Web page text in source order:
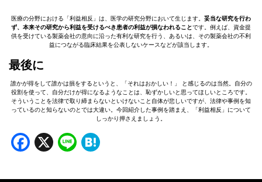
医療の分野における「利益相反」は、医学の研究分野において生じます。 妥当な研究を行わ
ず、本来その研究から利益を受けるべき患者の利益が損なわれることです。例えば、資金提
供を受けている製薬会社の意向に沿った有利な研究を行う、あるいは、その製薬会社の不利
益につながる臨床結果を公表しないケースなどが該当します。
最後に
誰かが得をして誰かは損をするというと、「それはおかしい！」 と感じるのは当然。自分の
役割を使って、自分だけが得になるようなことは、恥ずかしいと思ってほしいところです。
そういうことを法律で取り締まらないといけないこと自体が悲しいですが、法律や事例を知
っているのと知らないのとでは大違い。今回紹介した事例を踏まえ、「利益相反」について
しっかり押さえましょう。
Facebook
X Line